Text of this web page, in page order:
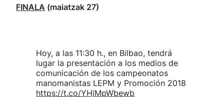
FINALA (maiatzak 27)
Hoy, a las 11:30 h., en Bilbao, tendrá
lugar la presentación a los medios de
comunicación de los campeonatos
manomanistas LEPM y Promoción 2018
https://t.co/YHjMpWbewb